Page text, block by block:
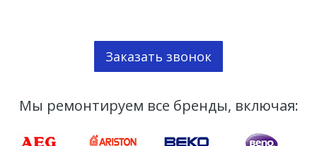
Заказать звонок
Мы ремонтируем все бренды, включая: